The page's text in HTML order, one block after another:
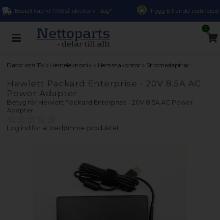
Beställ före kl. 17.00 så skickar vi idag* Trygg E-handel certifierad
0
Dator och TV » Hemelektronik » Hemmakontor » Strömadaptrar
Hewlett Packard Enterprise - 20V 8.5A AC
Power Adapter
Betyg för Hewlett Packard Enterprise - 20V 8.5A AC Power
Adapter
Log ind for at bedømme produktet